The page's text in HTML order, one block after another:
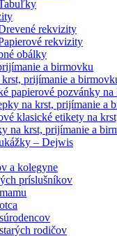
rekvizity
rekvizity
obálky
a birmovku
prijímanie a
papierové pozvánky
na krst, prijímanie a
klasické etikety na
na krst, prijímanie a
– Dejwis
a kolegyne
príslušníkov
rodičov